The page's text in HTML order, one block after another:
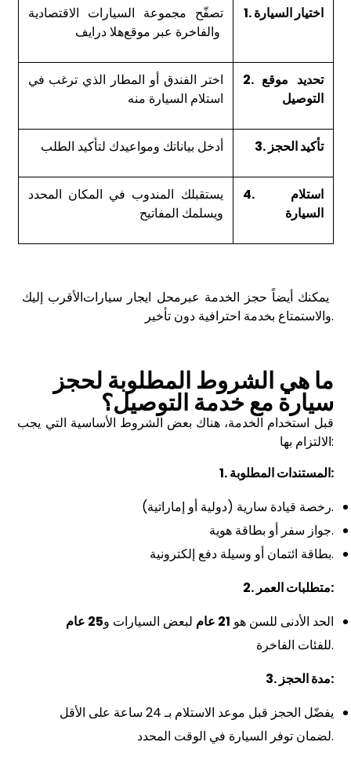
1. اختيار السيارة
تصفّح مجموعة السيارات الاقتصادية
هلا درايف
2. تحديد موقع
التوصيل
اختر الفندق أو المطار الذي ترغب في
استلام السيارة منه
3. تأكيد الحجز أدخل بياناتك ومواعيدك لتأكيد الطلب
4. استلام
السيارة
يستقبلك المندوب في المكان المحدد
ويسلمك المفاتيح
يمكنك أيضاً حجز الخدمة عبر محل ايجار سيارات
والاستمتاع بخدمة احترافية دون تأخير.
ما هي الشروط المطلوبة لحجز
سيارة مع خدمة التوصيل؟
قبل استخدام الخدمة، هناك بعض الشروط الأساسية التي يجب
الالتزام بها:
1. المستندات المطلوبة:
رخصة قيادة سارية (دولية أو إماراتية).
جواز سفر أو بطاقة هوية.
بطاقة ائتمان أو وسيلة دفع إلكترونية.
2. متطلبات العمر:
الحد الأدنى للسن هو 21 عام لبعض السيارات و25 عام
للفئات الفاخرة.
3. مدة الحجز:
يفضّل الحجز قبل موعد الاستلام بـ 24 ساعة على الأقل
لضمان توفر السيارة في الوقت المحدد.